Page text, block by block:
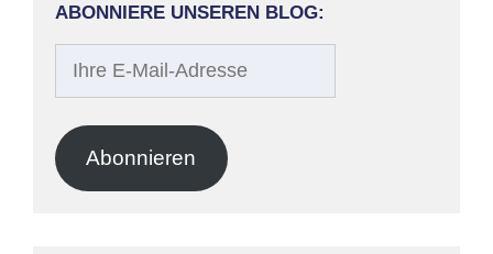
ABONNIERE UNSEREN BLOG:
Adresse
Abonnieren